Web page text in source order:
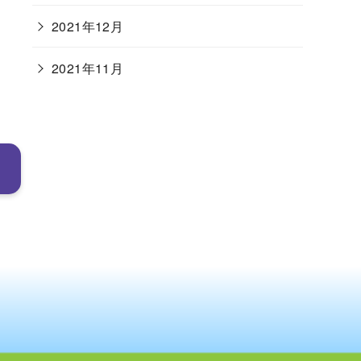
2021年12月
2021年11月